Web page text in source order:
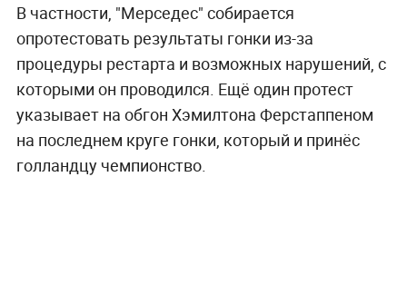
В частности, "Мерседес" собирается
опротестовать результаты гонки из-за
процедуры рестарта и возможных нарушений, с
которыми он проводился. Ещё один протест
указывает на обгон Хэмилтона Ферстаппеном
на последнем круге гонки, который и принёс
голландцу чемпионство.